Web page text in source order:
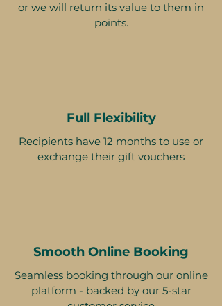
or we will return its value to them in
points.
Full Flexibility
Recipients have 12 months to use or
exchange their gift vouchers
Smooth Online Booking
Seamless booking through our online
platform - backed by our 5-star